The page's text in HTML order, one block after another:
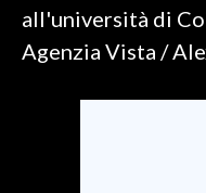
NOTIZIE
EVENTI
#CARAUNIONE
all'università di
Agenzia Vista /